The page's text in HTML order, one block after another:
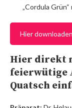
„Cordula
Hier
Hier direkt
feierwütige
Quatsch